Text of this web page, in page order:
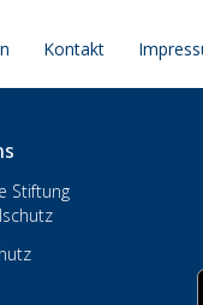
Kontakt
Stiftung